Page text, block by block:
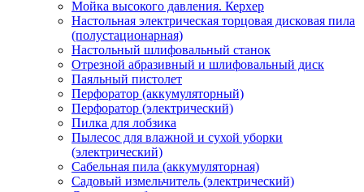
Мойка высокого давления. Керхер
Настольная электрическая торцовая дисковая пила
(полустационарная)
Настольный шлифовальный станок
Отрезной абразивный и шлифовальный диск
Паяльный пистолет
Перфоратор (аккумуляторный)
Перфоратор (электрический)
Пилка для лобзика
Пылесос для влажной и сухой уборки
(электрический)
Сабельная пила (аккумуляторная)
Садовый измельчитель (электрический)